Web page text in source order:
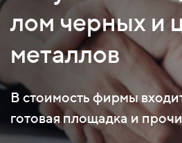
лом черных и
металлов
В стоимость фирмы
готовая площадка и